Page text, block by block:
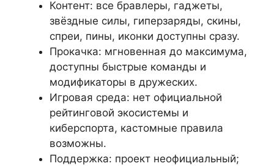
Контент: все бравлеры, гаджеты,
звёздные силы, гиперзаряды, скины,
спреи, пины, иконки доступны сразу.
Прокачка: мгновенная до максимума,
доступны быстрые команды и
модификаторы в дружеских.
Игровая среда: нет официальной
рейтинговой экосистемы и
киберспорта, кастомные правила
возможны.
Поддержка: проект неофициальный;